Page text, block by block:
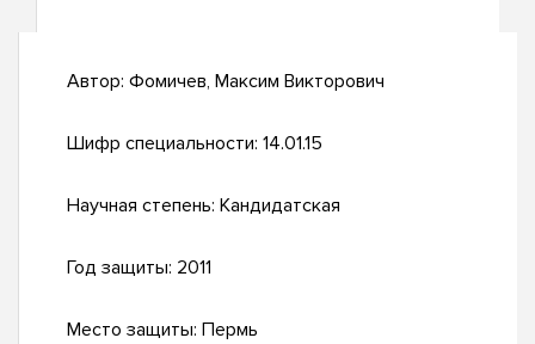
Автор: Фомичев, Максим Викторович
Шифр специальности: 14.01.15
Научная степень: Кандидатская
Год защиты: 2011
Место защиты: Пермь